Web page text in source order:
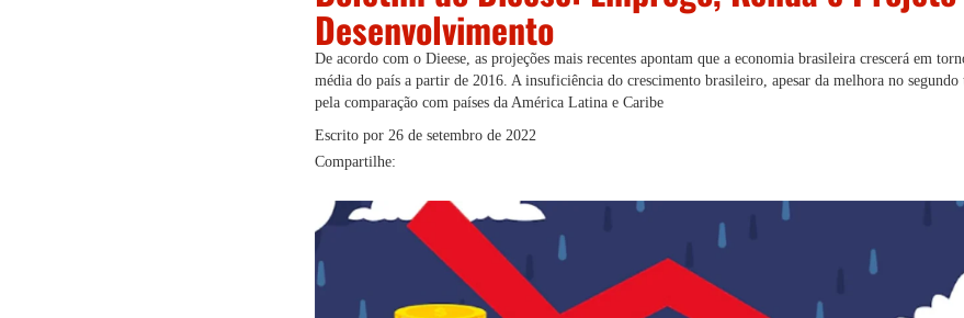
Desenvolvimento
De acordo com o Dieese, as projeções mais recentes apontam que a economia brasileira crescerá em
média do país a partir de 2016. A insuficiência do crescimento brasileiro, apesar da melhora no segundo
pela comparação com países da América Latina e Caribe
Escrito por 26 de setembro de 2022
Compartilhe: